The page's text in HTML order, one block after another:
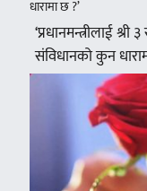
‘प्रधानमन्त्रीलाई
संविधानको कुन